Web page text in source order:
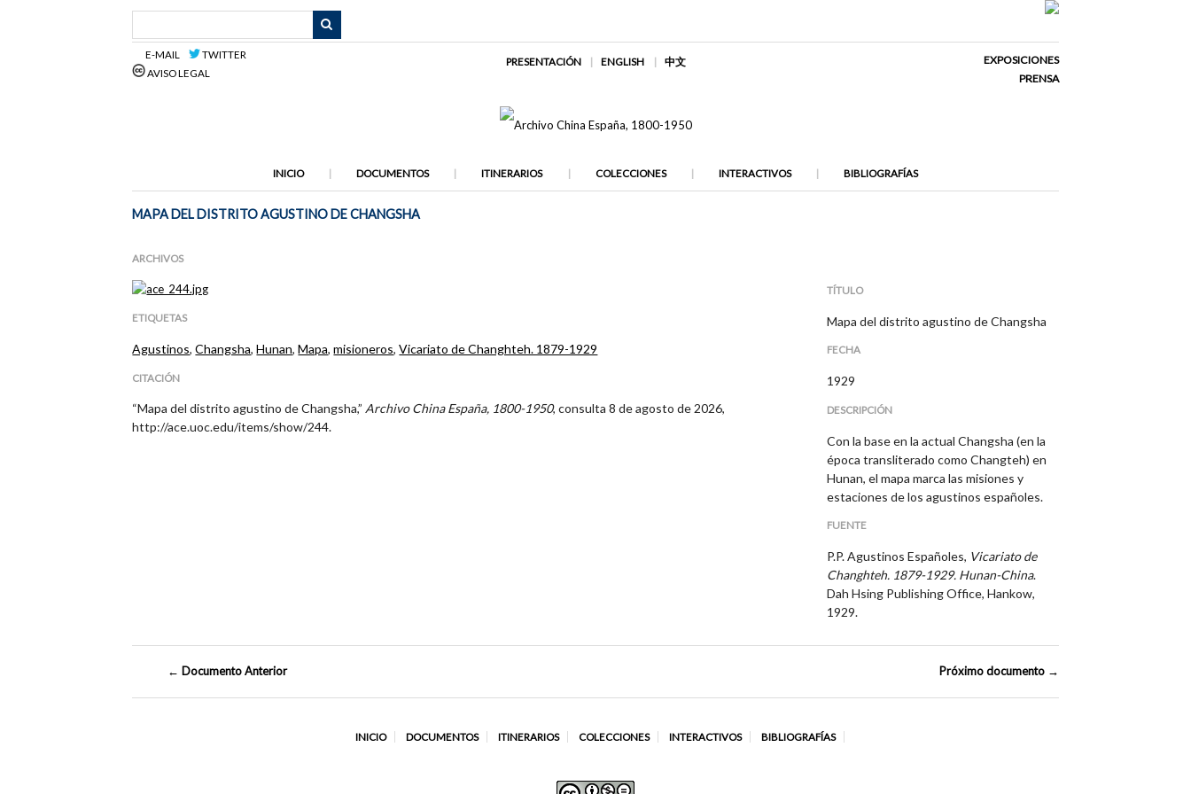
E-MAIL
TWITTER
AVISO LEGAL
PRESENTACIÓN ENGLISH 中文
EXPOSICIONES
PRENSA
INICIO DOCUMENTOS ITINERARIOS COLECCIONES INTERACTIVOS BIBLIOGRAFÍAS
MAPA DEL DISTRITO AGUSTINO DE CHANGSHA
ARCHIVOS
ETIQUETAS
Agustinos,Changsha,Hunan,Mapa,misioneros,Vicariato de Changhteh. 1879-1929
CITACIÓN
“Mapa del distrito agustino de Changsha,”Archivo China España, 1800-1950, consulta 8 de agosto de 2026,
http://ace.uoc.edu/items/show/244.
TÍTULO
Mapa del distrito agustino de Changsha
FECHA
1929
DESCRIPCIÓN
Con la base en la actual Changsha (en la
época transliterado como Changteh) en
Hunan, el mapa marca las misiones y
estaciones de los agustinos españoles.
FUENTE
P.P. Agustinos Españoles, Vicariato de
Changhteh. 1879-1929. Hunan-China.
Dah Hsing Publishing Office, Hankow,
1929.
← Documento Anterior Próximo documento →
INICIO DOCUMENTOS ITINERARIOS COLECCIONES INTERACTIVOS BIBLIOGRAFÍAS